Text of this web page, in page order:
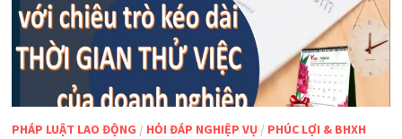
PHÁP LUẬT LAO ĐỘNG / HỎI ĐÁP NGHIỆP VỤ/ PHÚC LỢI & BHXH